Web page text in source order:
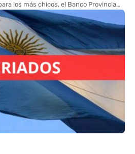
los más chicos, el Banco Provincia…